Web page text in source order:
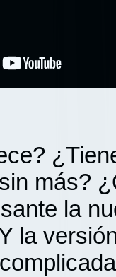
más?
la
la